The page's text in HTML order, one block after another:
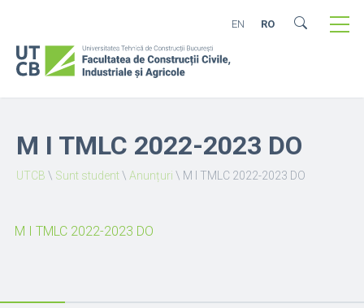
EN RO
M I TMLC 2022-2023 DO
UTCB \ Sunt student\ Anunțuri \ M I TMLC 2022-2023 DO
M I TMLC 2022-2023 DO